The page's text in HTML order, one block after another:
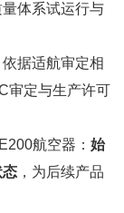
体系试运行与
据适航审定相
审定与生产许可
航空器： 始
态 ，为后续产品